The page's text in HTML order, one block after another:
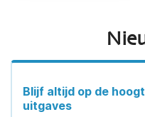
Blijf altijd op de
uitgaves